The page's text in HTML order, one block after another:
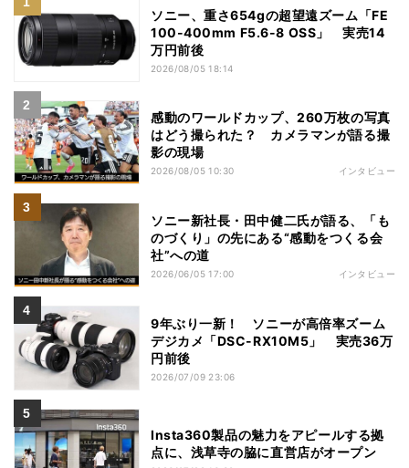
ソニー、重さ654gの超望遠ズーム「FE
100-400mm F5.6-8 OSS」 実売14
万円前後
2026/08/05 18:14
感動のワールドカップ、260万枚の写真
はどう撮られた？ カメラマンが語る撮
影の現場
2026/08/05 10:30 インタビュー
ソニー新社長・田中健二氏が語る、「も
のづくり」の先にある“感動をつくる会
社”への道
2026/06/05 17:00 インタビュー
9年ぶり一新！ ソニーが高倍率ズーム
デジカメ「DSC-RX10M5」 実売36万
円前後
2026/07/09 23:06
Insta360製品の魅力をアピールする拠
点に、浅草寺の脇に直営店がオープン